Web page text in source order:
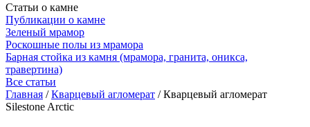
Статьи о камне
Публикации о камне
Зеленый мрамор
Роскошные полы из мрамора
Барная стойка из камня (мрамора, гранита, оникса,
травертина)
Все статьи
Главная / Кварцевый агломерат / Кварцевый агломерат
Silestone Arctic